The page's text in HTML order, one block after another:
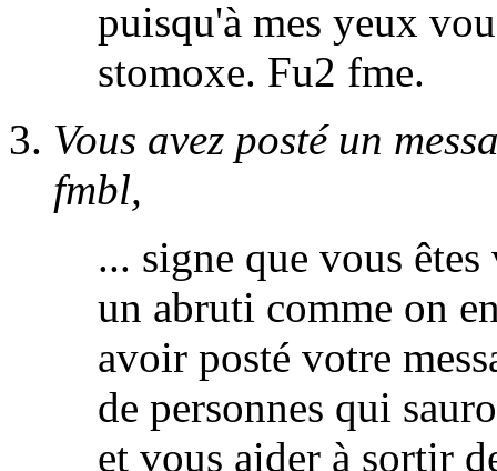
puisqu'à mes yeux
stomoxe. Fu2 fme.
Vous avez posté un
fmbl,
... signe que vous
un abruti comme on
avoir posté votre
de personnes qui
et vous aider à sortir